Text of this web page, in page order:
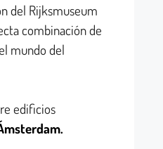
del Rijksmuseum
combinación de
mundo del
edificios